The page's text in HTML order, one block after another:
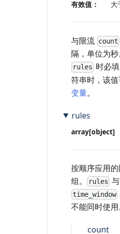
有效值：
大
与限流 count
隔，单位为
rules 时必
符串时，该
变量。
rules
array[object]
按顺序应用
组。
rules
time_window
不能同时使
count